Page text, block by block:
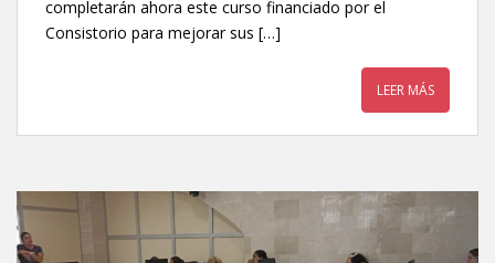
completarán ahora este curso financiado por el
Consistorio para mejorar sus […]
LEER MÁS